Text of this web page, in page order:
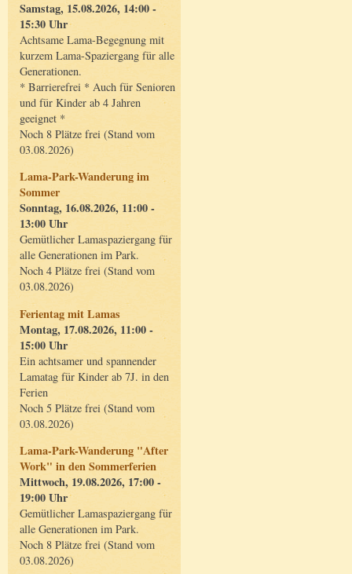
Samstag, 15.08.2026, 14:00 -
15:30 Uhr
Achtsame Lama-Begegnung mit
kurzem Lama-Spaziergang für alle
Generationen.
* Barrierefrei * Auch für Senioren
und für Kinder ab 4 Jahren
geeignet *
Noch 8 Plätze frei (Stand vom
03.08.2026)
Lama-Park-Wanderung im
Sommer
Sonntag, 16.08.2026, 11:00 -
13:00 Uhr
Gemütlicher Lamaspaziergang für
alle Generationen im Park.
Noch 4 Plätze frei (Stand vom
03.08.2026)
Ferientag mit Lamas
Montag, 17.08.2026, 11:00 -
15:00 Uhr
Ein achtsamer und spannender
Lamatag für Kinder ab 7J. in den
Ferien
Noch 5 Plätze frei (Stand vom
03.08.2026)
Lama-Park-Wanderung "After
Work" in den Sommerferien
Mittwoch, 19.08.2026, 17:00 -
19:00 Uhr
Gemütlicher Lamaspaziergang für
alle Generationen im Park.
Noch 8 Plätze frei (Stand vom
03.08.2026)